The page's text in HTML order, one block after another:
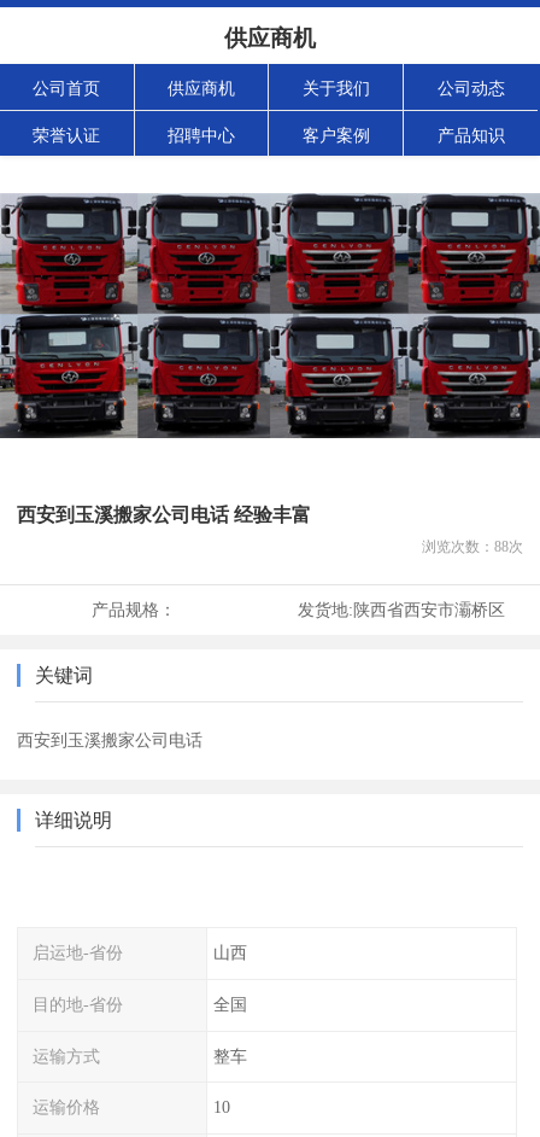
供应商机
公司首页 供应商机 关于我们 公司动态
荣誉认证 招聘中心 客户案例 产品知识
西安到玉溪搬家公司电话 经验丰富
浏览次数： 88次
产品规格： 发货地:陕西省西安市灞桥区
关键词
西安到玉溪搬家公司电话
详细说明
启运地-省份 山西
目的地-省份 全国
运输方式 整车
运输价格 10